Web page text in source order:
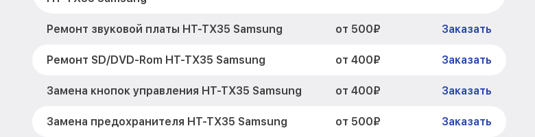
Ремонт звуковой платы HT-TX35 Samsung от 500₽ Заказать
Ремонт SD/DVD-Rom HT-TX35 Samsung от 400₽ Заказать
Замена кнопок управления HT-TX35 Samsung от 400₽ Заказать
Замена предохранителя HT-TX35 Samsung от 500₽ Заказать